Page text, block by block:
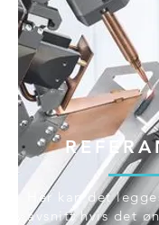
Her kan det
avsnitt hvis det